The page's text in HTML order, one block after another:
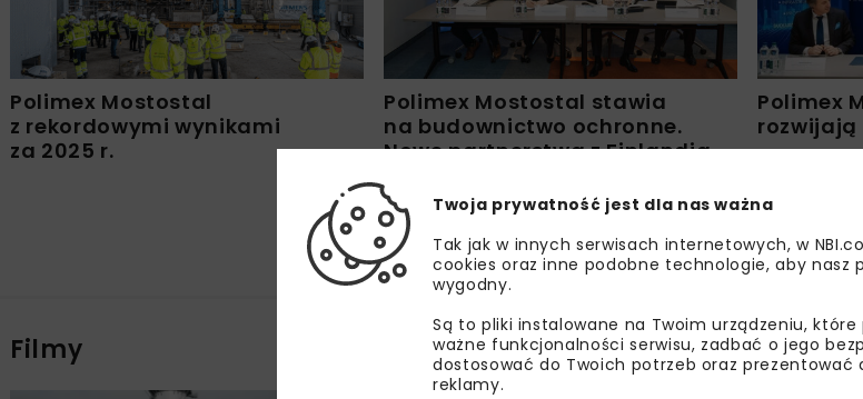
Polimex Mostostal
z rekordowymi wynikami
za 2025 r.
Polimex Mostostal stawia
na budownictwo ochronne.
Nowe partnerstwa z Finlandią
Polimex
rozwijają
Filmy
Twoja prywatność jest dla nas ważna
Tak jak w innych serwisach internetowych, w
cookies oraz inne podobne technologie, aby nasz
wygodny.
Są to pliki instalowane na Twoim urządzeniu,
ważne funkcjonalności serwisu, zadbać o jego
dostosować do Twoich potrzeb oraz prezentować
reklamy.